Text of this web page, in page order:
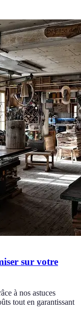
sur votre
à nos astuces
tout en garantissant